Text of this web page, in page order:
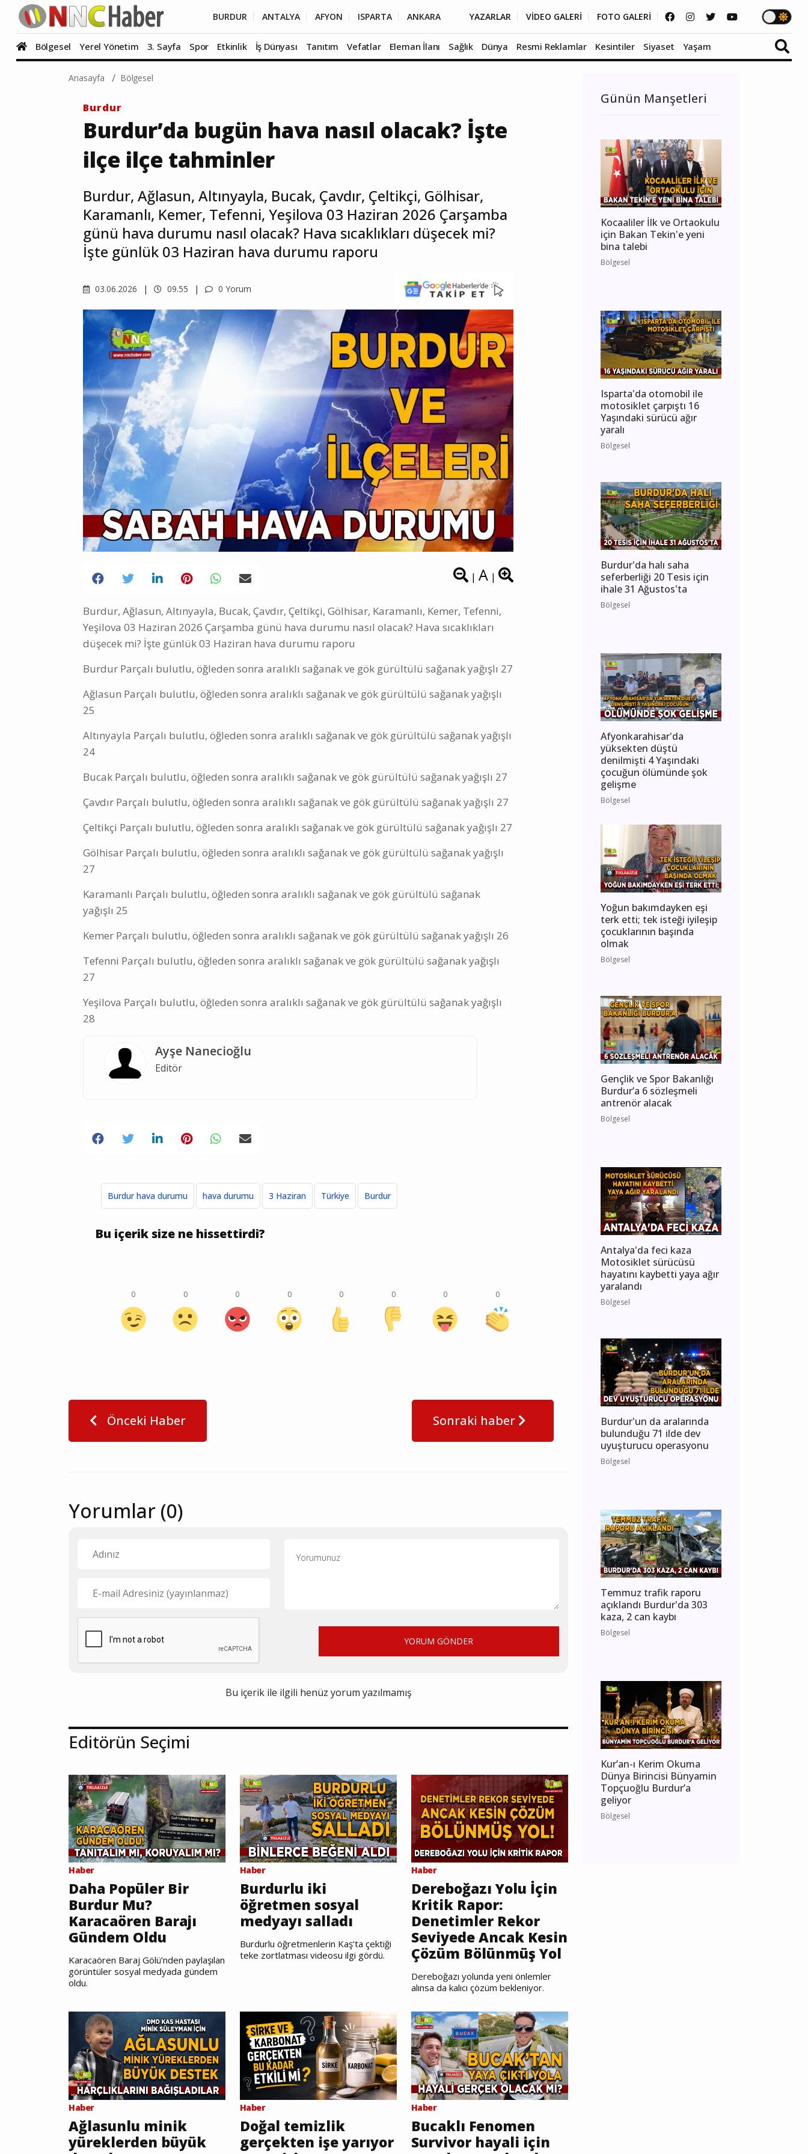
BURDUR ANTALYA AFYON ISPARTA ANKARA YAZARLAR VİDEO GALERİ FOTO GALERİ
Bölgesel Yerel Yönetim 3. Sayfa Spor Etkinlik İş Dünyası Tanıtım Vefatlar Eleman İlanı Sağlık Dünya Resmi Reklamlar Kesintiler Siyaset Yaşam
Anasayfa Bölgesel
Burdur
Burdur’da bugün hava nasıl olacak? İşte
ilçe ilçe tahminler
Burdur, Ağlasun, Altınyayla, Bucak, Çavdır, Çeltikçi, Gölhisar,
Karamanlı, Kemer, Tefenni, Yeşilova 03 Haziran 2026 Çarşamba
günü hava durumu nasıl olacak? Hava sıcaklıkları düşecek mi?
İşte günlük 03 Haziran hava durumu raporu
03.06.2026 09.55 0 Yorum
| A|
Burdur, Ağlasun, Altınyayla, Bucak, Çavdır, Çeltikçi, Gölhisar, Karamanlı, Kemer, Tefenni,
Yeşilova 03 Haziran 2026 Çarşamba günü hava durumu nasıl olacak? Hava sıcaklıkları
düşecek mi? İşte günlük 03 Haziran hava durumu raporu
Burdur Parçalı bulutlu, öğleden sonra aralıklı sağanak ve gök gürültülü sağanak yağışlı 27
Ağlasun Parçalı bulutlu, öğleden sonra aralıklı sağanak ve gök gürültülü sağanak yağışlı
25
Altınyayla Parçalı bulutlu, öğleden sonra aralıklı sağanak ve gök gürültülü sağanak yağışlı
24
Bucak Parçalı bulutlu, öğleden sonra aralıklı sağanak ve gök gürültülü sağanak yağışlı 27
Çavdır Parçalı bulutlu, öğleden sonra aralıklı sağanak ve gök gürültülü sağanak yağışlı 27
Çeltikçi Parçalı bulutlu, öğleden sonra aralıklı sağanak ve gök gürültülü sağanak yağışlı 27
Gölhisar Parçalı bulutlu, öğleden sonra aralıklı sağanak ve gök gürültülü sağanak yağışlı
27
Karamanlı Parçalı bulutlu, öğleden sonra aralıklı sağanak ve gök gürültülü sağanak
yağışlı 25
Kemer Parçalı bulutlu, öğleden sonra aralıklı sağanak ve gök gürültülü sağanak yağışlı 26
Tefenni Parçalı bulutlu, öğleden sonra aralıklı sağanak ve gök gürültülü sağanak yağışlı
27
Yeşilova Parçalı bulutlu, öğleden sonra aralıklı sağanak ve gök gürültülü sağanak yağışlı
28
Ayşe Nanecioğlu
Editör
Burdur hava durumu hava durumu 3 Haziran Türkiye Burdur
Bu içerik size ne hissettirdi?
0 0 0 0 0 0 0 0
Önceki Haber Sonraki haber
Yorumlar (0)
YORUM GÖNDER
Bu içerik ile ilgili henüz yorum yazılmamış
Editörün Seçimi
Haber
Daha Popüler Bir
Burdur Mu?
Karacaören Barajı
Gündem Oldu
Karacaören Baraj Gölü’nden paylaşılan
görüntüler sosyal medyada gündem
oldu.
Haber
Burdurlu iki
öğretmen sosyal
medyayı salladı
Burdurlu öğretmenlerin Kaş’ta çektiği
teke zortlatması videosu ilgi gördü.
Haber
Dereboğazı Yolu İçin
Kritik Rapor:
Denetimler Rekor
Seviyede Ancak Kesin
Çözüm Bölünmüş Yol
Dereboğazı yolunda yeni önlemler
alınsa da kalıcı çözüm bekleniyor.
Haber
Ağlasunlu minik
yüreklerden büyük
Haber
Doğal temizlik
gerçekten işe yarıyor
Haber
Bucaklı Fenomen
Survivor hayali için
Günün Manşetleri
Kocaaliler İlk ve Ortaokulu
için Bakan Tekin'e yeni
bina talebi
Bölgesel
Isparta'da otomobil ile
motosiklet çarpıştı 16
Yaşındaki sürücü ağır
yaralı
Bölgesel
Burdur'da halı saha
seferberliği 20 Tesis için
ihale 31 Ağustos'ta
Bölgesel
Afyonkarahisar'da
yüksekten düştü
denilmişti 4 Yaşındaki
çocuğun ölümünde şok
gelişme
Bölgesel
Yoğun bakımdayken eşi
terk etti; tek isteği iyileşip
çocuklarının başında
olmak
Bölgesel
Gençlik ve Spor Bakanlığı
Burdur’a 6 sözleşmeli
antrenör alacak
Bölgesel
Antalya'da feci kaza
Motosiklet sürücüsü
hayatını kaybetti yaya ağır
yaralandı
Bölgesel
Burdur'un da aralarında
bulunduğu 71 ilde dev
uyuşturucu operasyonu
Bölgesel
Temmuz trafik raporu
açıklandı Burdur'da 303
kaza, 2 can kaybı
Bölgesel
Kur’an-ı Kerim Okuma
Dünya Birincisi Bünyamin
Topçuoğlu Burdur’a
geliyor
Bölgesel